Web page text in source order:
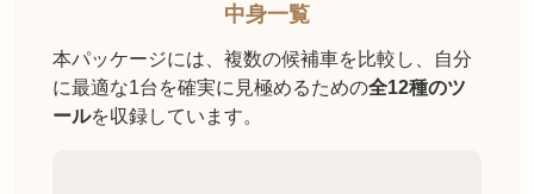
中身一覧
本パッケージには、複数の候補車を比較し、自分
に最適な1台を確実に見極めるための全12種のツ
ールを収録しています。